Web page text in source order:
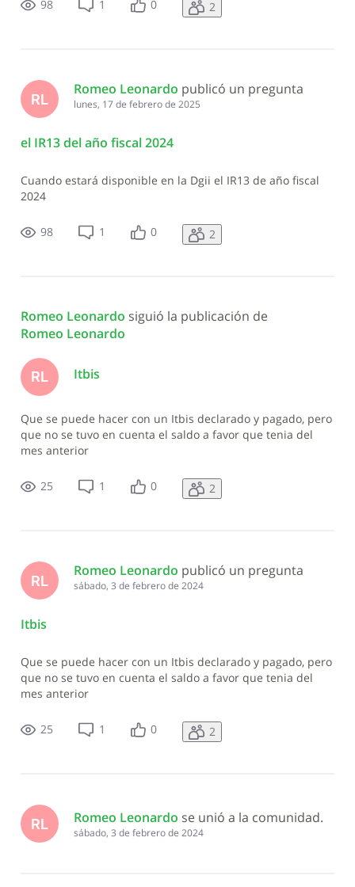
98 1 0 2
RL
Romeo Leonardo publicó un pregunta
lunes, 17 de febrero de 2025
el IR13 del año fiscal 2024
Cuando estará disponible en la Dgii el IR13 de año fiscal
2024
98 1 0 2
Romeo Leonardo siguió la publicación de
Romeo Leonardo
RL Itbis
Que se puede hacer con un Itbis declarado y pagado, pero
que no se tuvo en cuenta el saldo a favor que tenia del
mes anterior
25 1 0 2
RL
Romeo Leonardo publicó un pregunta
sábado, 3 de febrero de 2024
Itbis
Que se puede hacer con un Itbis declarado y pagado, pero
que no se tuvo en cuenta el saldo a favor que tenia del
mes anterior
25 1 0 2
RL Romeo Leonardo se unió a la comunidad.
sábado, 3 de febrero de 2024